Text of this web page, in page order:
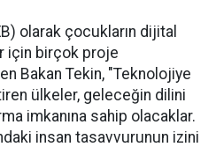
olarak çocukların dijital
için birçok proje
Bakan Tekin, "Teknolojiye
ülkeler, geleceğin dilini
imkanına sahip olacaklar.
insan tasavvurunun izini